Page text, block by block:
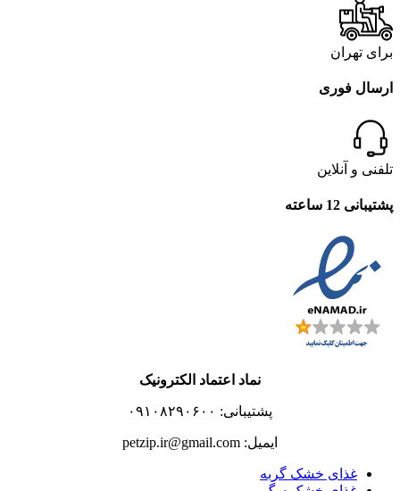
برای تهران
ارسال فوری
تلفنی و آنلاین
پشتیبانی 12 ساعته
نماد اعتماد الکترونیک
پشتیبانی: ۰۹۱۰۸۲۹۰۶۰۰
ایمیل: petzip.ir@gmail.com
غذای خشک گربه